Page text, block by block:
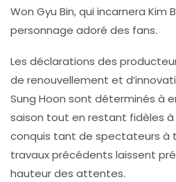
Won Gyu Bin, qui incarnera Kim
personnage adoré des fans.
Les déclarations des
de renouvellement et
Sung Hoon sont déterminés à
saison tout en restant fidèles à
conquis tant de spectateurs à
travaux précédents laissent
hauteur des attentes.